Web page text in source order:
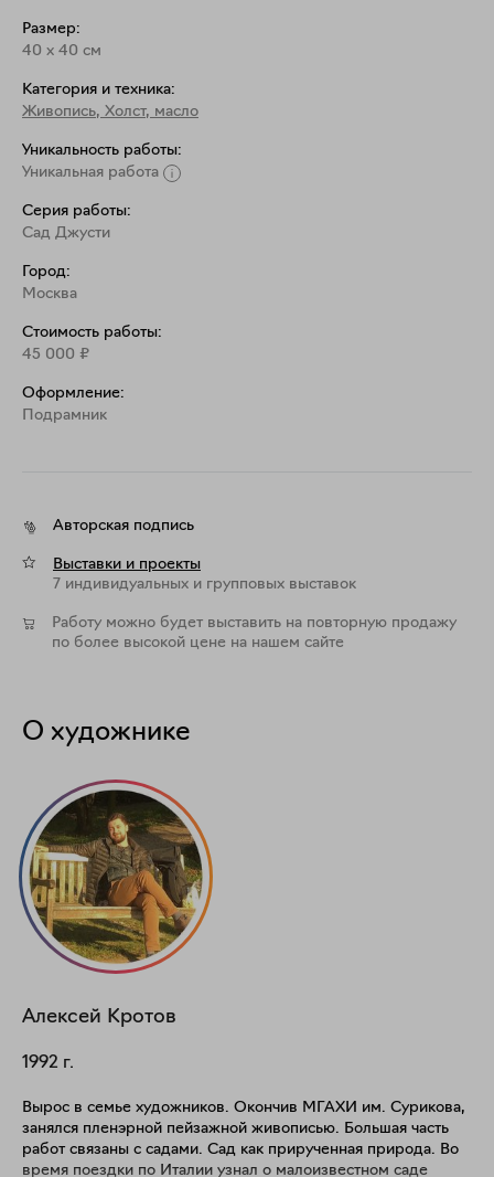
Размер:
40 x 40 см
Категория и техника:
Живопись, Холст, масло
Уникальность работы:
Уникальная работа
Серия работы:
Сад Джусти
Город:
Москва
Стоимость работы:
45 000 ₽
Оформление:
Подрамник
Авторская подпись
Выставки и проекты
7 индивидуальных и групповых выставок
Работу можно будет выставить на повторную продажу
по более высокой цене на нашем сайте
О художнике
Алексей Кротов
1992 г.
Вырос в семье художников. Окончив МГАХИ им. Сурикова,
занялся пленэрной пейзажной живописью. Большая часть
работ связаны с садами. Сад как прирученная природа. Во
время поездки по Италии узнал о малоизвестном саде